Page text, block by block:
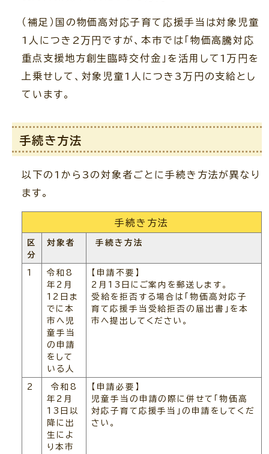
（補足）国の物価高対応子育て応援手当は対象児童
1人につき2万円ですが、本市では「物価高騰対応
重点支援地方創生臨時交付金」を活用して1万円を
上乗せして、対象児童1人につき3万円の支給とし
ています。
手続き方法
以下の1から3の対象者ごとに手続き方法が異なり
ます。
手続き方法
区
分
対象者 手続き方法
1
令和8
年2月
12日ま
でに本
市へ児
童手当
の申請
をして
いる人
【申請不要】
2月13日にご案内を郵送します。
受給を拒否する場合は「物価高対応子
育て応援手当受給拒否の届出書」を本
市へ提出してください。
2
令和8
年2月
13日以
降に出
生によ
り本市
【申請必要】
児童手当の申請の際に併せて「物価高
対応子育て応援手当」の申請をしてくだ
さい。